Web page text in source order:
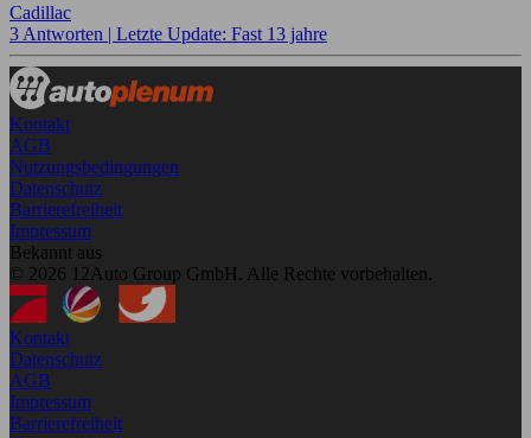
Cadillac
3 Antworten | Letzte Update: Fast 13 jahre
Kontakt
AGB
Nutzungsbedingungen
Datenschutz
Barrierefreiheit
Impressum
Bekannt aus
© 2026 12Auto Group GmbH. Alle Rechte vorbehalten.
Kontakt
Datenschutz
AGB
Impressum
Barrierefreiheit